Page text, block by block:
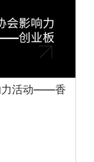
力活动——香